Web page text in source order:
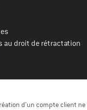
au droit de rétractation
d'un compte client